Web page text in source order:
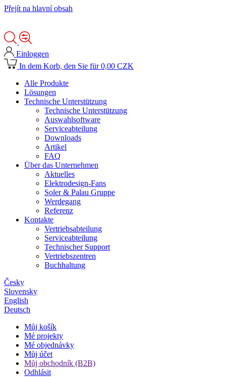
Přejít na hlavní obsah
Einloggen
In dem Korb, den Sie für 0,00 CZK
Alle Produkte
Lösungen
Technische Unterstützung
Technische Unterstützung
Auswahlsoftware
Serviceabteilung
Downloads
Artikel
FAQ
Über das Unternehmen
Aktuelles
Elektrodesign-Fans
Soler & Palau Gruppe
Werdegang
Referenz
Kontakte
Vertriebsabteilung
Serviceabteilung
Technischer Support
Vertriebszentren
Buchhaltung
Česky
Slovensky
English
Deutsch
Můj košík
Mé projekty
Mé objednávky
Můj účet
Můj obchodník (B2B)
Odhlásit